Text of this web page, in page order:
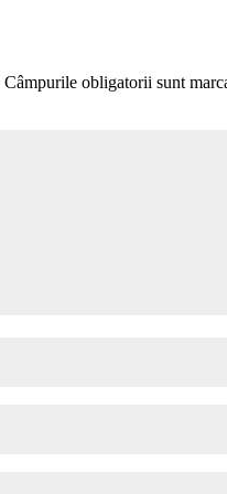
Câmpurile obligatorii sunt